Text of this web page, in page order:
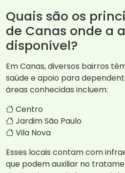
Quais são os
de Canas onde a
disponível?
Em Canas, diversos bairros
saúde e apoio para
áreas conhecidas incluem:
Centro
Jardim São Paulo
Vila Nova
Esses locais contam com
que podem auxiliar no